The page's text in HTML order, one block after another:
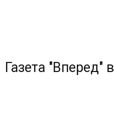
Газета "Вперед"